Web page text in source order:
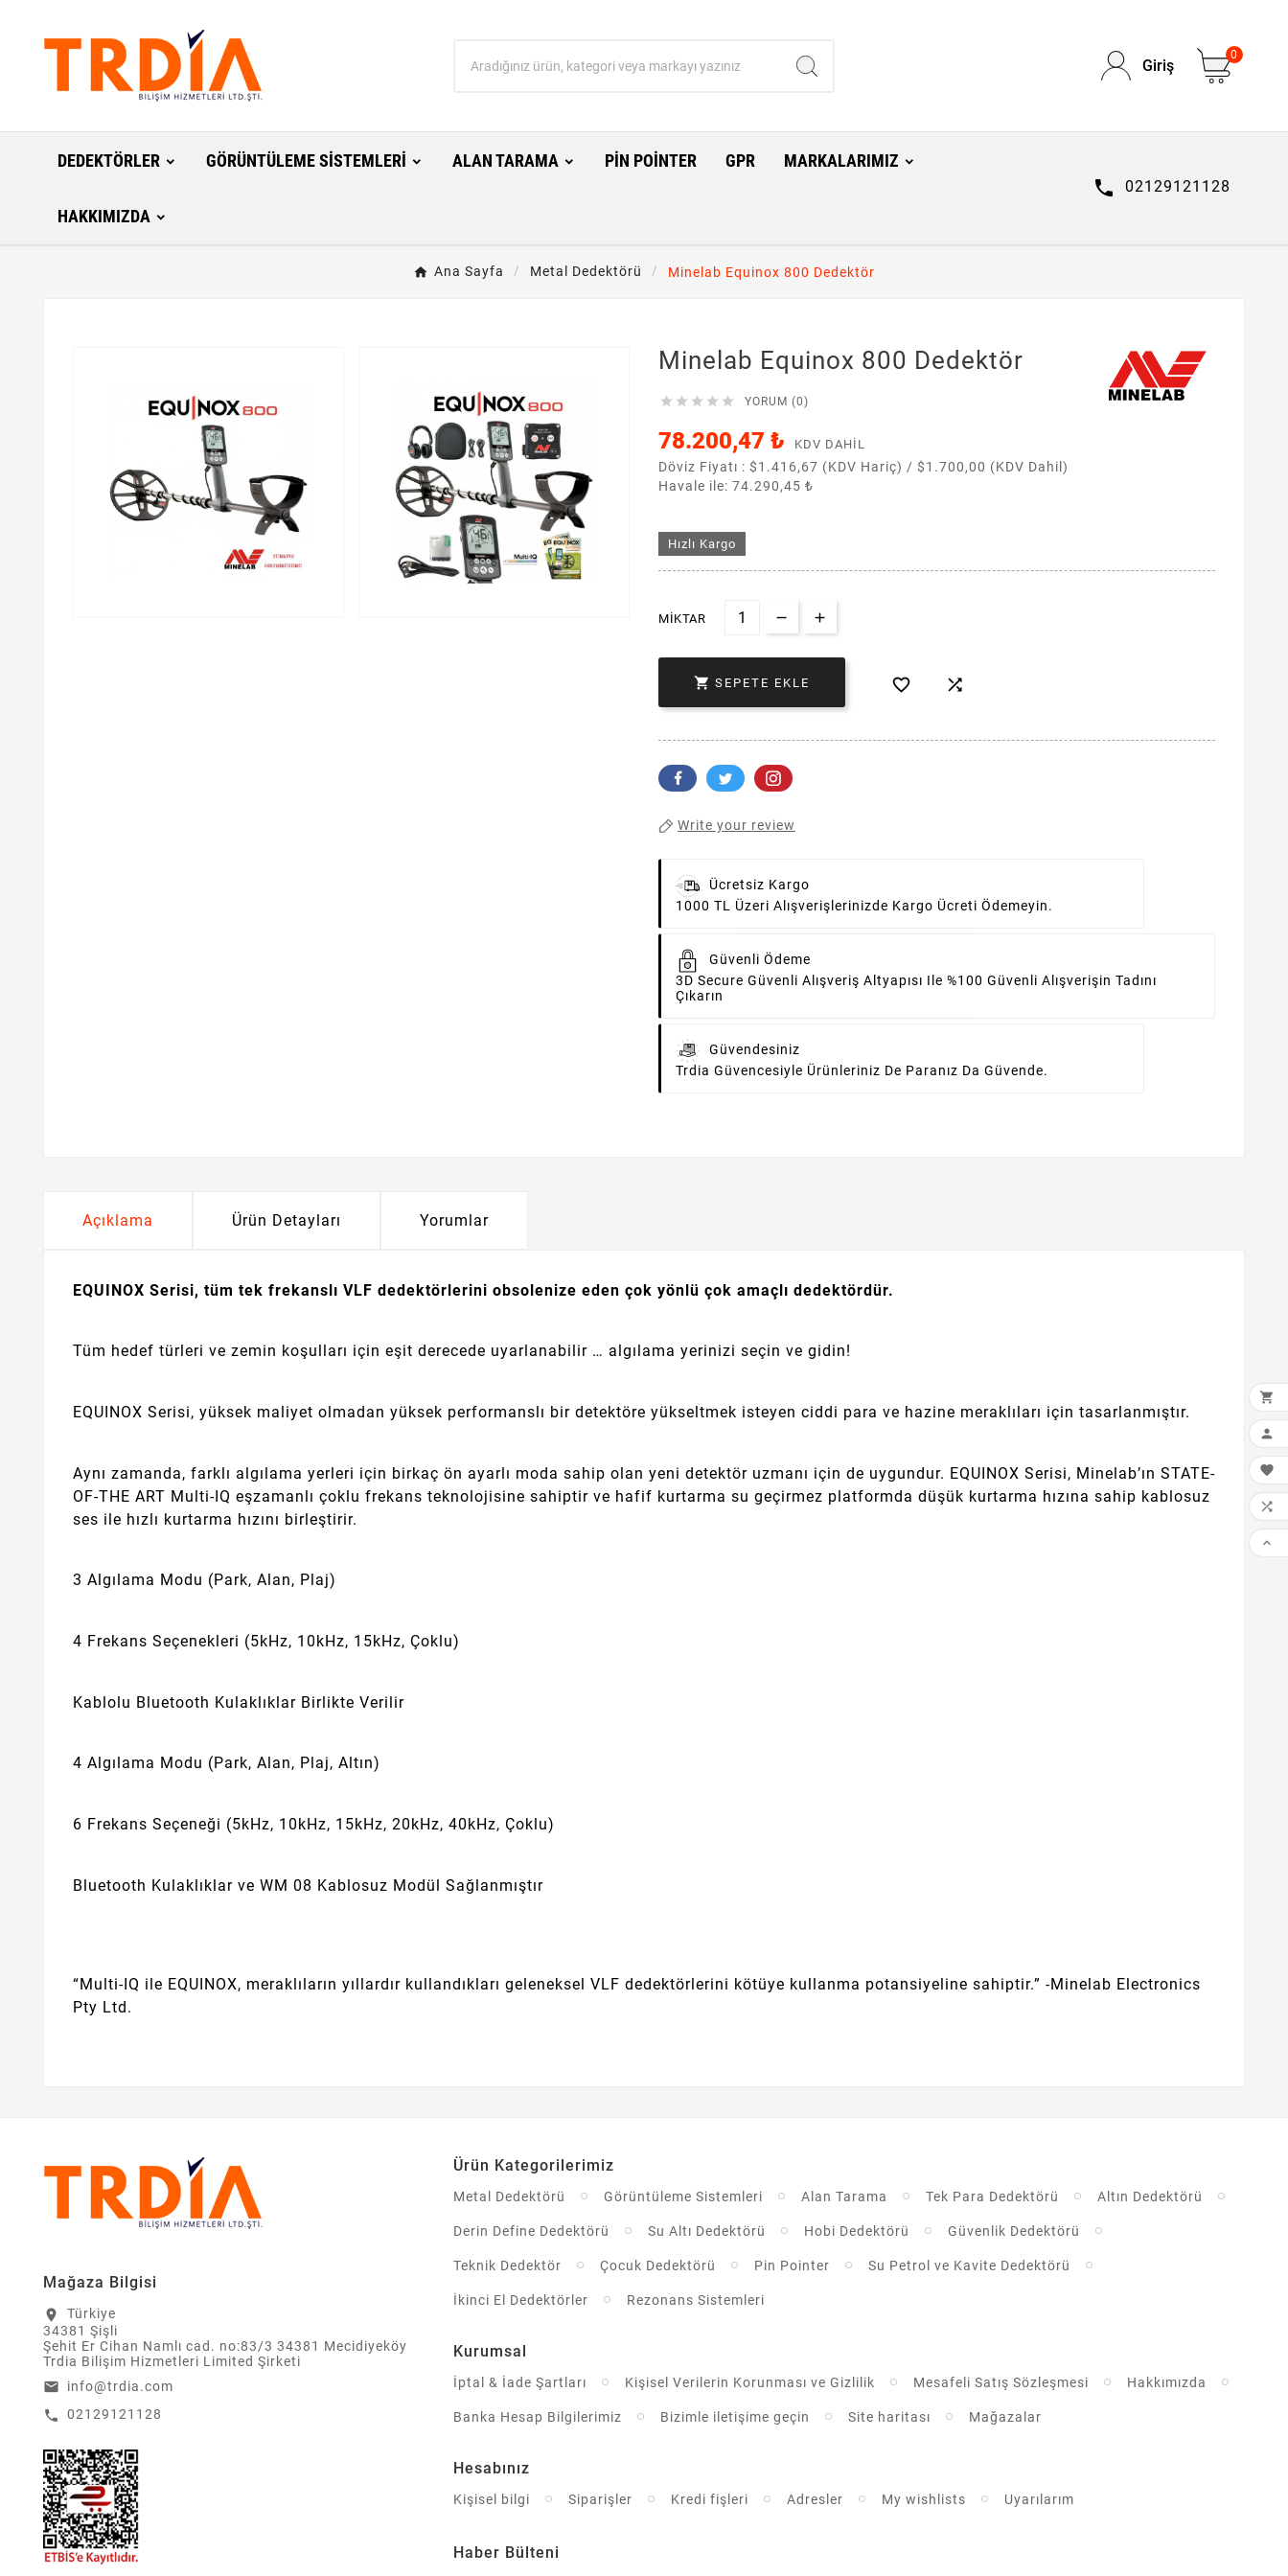
Giriş
0
DEDEKTÖRLER GÖRÜNTÜLEME SISTEMLERI ALAN TARAMA PIN POINTER GPR MARKALARIMIZ
HAKKIMIZDA
 02129121128
Ana Sayfa Metal Dedektörü Minelab Equinox 800 Dedektör
Minelab Equinox 800 Dedektör
     YORUM (0)
78.200,47 ₺ KDV DAHIL
Döviz Fiyatı : $1.416,67 (KDV Hariç) / $1.700,00 (KDV Dahil)
Havale ile: 74.290,45 ₺
Hızlı Kargo
MIKTAR
 SEPETE EKLE  
Write your review
Ücretsiz Kargo
1000 TL Üzeri Alışverişlerinizde Kargo Ücreti Ödemeyin.
Güvenli Ödeme
3D Secure Güvenli Alışveriş Altyapısı Ile %100 Güvenli Alışverişin Tadını
Çıkarın
Güvendesiniz
Trdia Güvencesiyle Ürünleriniz De Paranız Da Güvende.
Açıklama Ürün Detayları Yorumlar
EQUINOX Serisi, tüm tek frekanslı VLF dedektörlerini obsolenize eden çok yönlü çok amaçlı dedektördür.
Tüm hedef türleri ve zemin koşulları için eşit derecede uyarlanabilir … algılama yerinizi seçin ve gidin!
EQUINOX Serisi, yüksek maliyet olmadan yüksek performanslı bir detektöre yükseltmek isteyen ciddi para ve hazine meraklıları için tasarlanmıştır.
Aynı zamanda, farklı algılama yerleri için birkaç ön ayarlı moda sahip olan yeni detektör uzmanı için de uygundur. EQUINOX Serisi, Minelab’ın STATE-
OF-THE ART Multi-IQ eşzamanlı çoklu frekans teknolojisine sahiptir ve hafif kurtarma su geçirmez platformda düşük kurtarma hızına sahip kablosuz
ses ile hızlı kurtarma hızını birleştirir.
3 Algılama Modu (Park, Alan, Plaj)
4 Frekans Seçenekleri (5kHz, 10kHz, 15kHz, Çoklu)
Kablolu Bluetooth Kulaklıklar Birlikte Verilir
4 Algılama Modu (Park, Alan, Plaj, Altın)
6 Frekans Seçeneği (5kHz, 10kHz, 15kHz, 20kHz, 40kHz, Çoklu)
Bluetooth Kulaklıklar ve WM 08 Kablosuz Modül Sağlanmıştır
“Multi-IQ ile EQUINOX, meraklıların yıllardır kullandıkları geleneksel VLF dedektörlerini kötüye kullanma potansiyeline sahiptir.” -Minelab Electronics
Pty Ltd.
Mağaza Bilgisi
location_on
Türkiye
34381 Şişli
Şehit Er Cihan Namlı cad. no:83/3 34381 Mecidiyeköy
Trdia Bilişim Hizmetleri Limited Şirketi
email info@trdia.com
call 02129121128
Ürün Kategorilerimiz
Metal Dedektörü Görüntüleme Sistemleri Alan Tarama Tek Para Dedektörü Altın Dedektörü
Derin Define Dedektörü Su Altı Dedektörü Hobi Dedektörü Güvenlik Dedektörü
Teknik Dedektör Çocuk Dedektörü Pin Pointer Su Petrol ve Kavite Dedektörü
İkinci El Dedektörler Rezonans Sistemleri
Kurumsal
İptal & İade Şartları Kişisel Verilerin Korunması ve Gizlilik Mesafeli Satış Sözleşmesi Hakkımızda
Banka Hesap Bilgilerimiz Bizimle iletişime geçin Site haritası Mağazalar
Hesabınız
Kişisel bilgi Siparişler Kredi fişleri Adresler My wishlists Uyarılarım
Haber Bülteni




